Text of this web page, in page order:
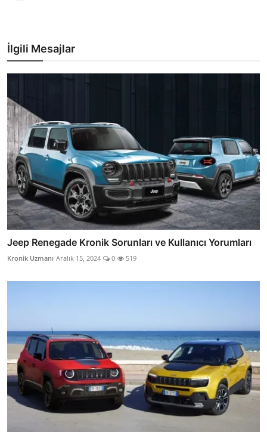
İlgili Mesajlar
Jeep Renegade Kronik Sorunları ve Kullanıcı Yorumları
Kronik Uzmanı Aralık 15, 2024 0 519